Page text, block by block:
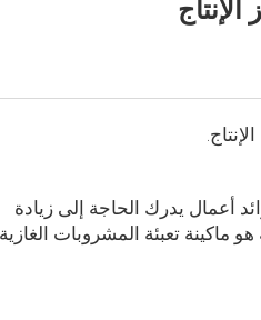
أعمال يدرك الحاجة إلى زيادة
ماكينة تعبئة المشروبات